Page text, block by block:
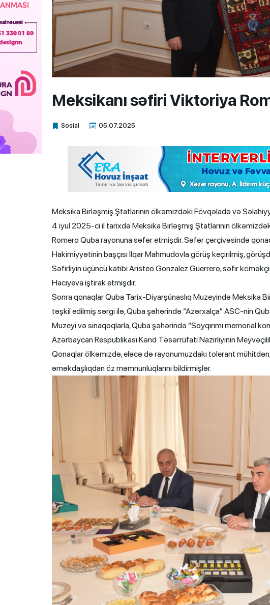
Meksikanı səfiri Viktoriya
Sosial 05.07.2025
Xalq.Online
Meksika Birləşmiş Ştatlarının ölkəmizdəki Fövqəladə və
4 iyul 2025-ci il tarixdə Meksika Birləşmiş Ştatlarının
Romero Quba rayonuna səfər etmişdir. Səfər çərçivəsində
Hakimiyyətinin başçısı İlqar Mahmudovla görüş keçirilmiş,
Səfirliyin üçüncü katibi Aristeo Gonzalez Guerrero, səfir
Hacıyeva iştirak etmişdir.
Sonra qonaqlar Quba Tarix-Diyarşünaslıq Muzeyində Meksika
təşkil edilmiş sərgi ilə, Quba şəhərində “Azərxalça” ASC-nin
Muzeyi və sinaqoqlarla, Quba şəhərində “Soyqırımı memorial
Azərbaycan Respublikası Kənd Təsərrüfatı Nazirliyinin
Qonaqlar ölkəmizdə, eləcə də rayonumuzdakı tolerant
əməkdaşlıqdan öz məmnunluqlarını bildirmişlər.